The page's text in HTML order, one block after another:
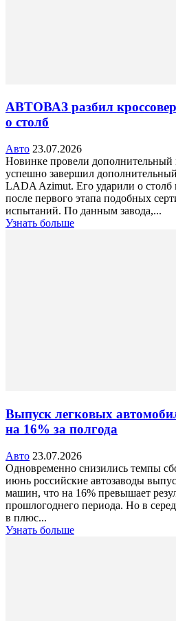
АВТОВАЗ разбил
о столб
Авто 23.07.2026
Новинке провели
успешно завершил
LADA Azimut. Его ударили о столб
после первого этапа подобных
испытаний. По данным завода,...
Узнать больше
Выпуск легковых
на 16% за полгода
Авто 23.07.2026
Одновременно снизились темпы
июнь российские автозаводы
машин, что на 16% превышает
прошлогоднего периода. Но в
в плюс...
Узнать больше